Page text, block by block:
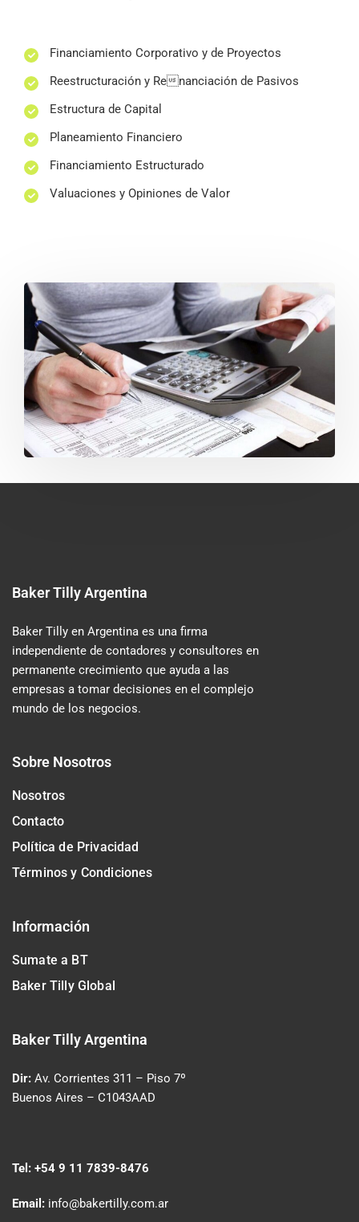
Financiamiento Corporativo y de Proyectos
Reestructuración y Renanciación de Pasivos
Estructura de Capital
Planeamiento Financiero
Financiamiento Estructurado
Valuaciones y Opiniones de Valor
Baker Tilly Argentina
Baker Tilly en Argentina es una firma
independiente de contadores y consultores en
permanente crecimiento que ayuda a las
empresas a tomar decisiones en el complejo
mundo de los negocios.
Sobre Nosotros
Nosotros
Contacto
Política de Privacidad
Términos y Condiciones
Información
Sumate a BT
Baker Tilly Global
Baker Tilly Argentina
Dir: Av. Corrientes 311 – Piso 7º
Buenos Aires – C1043AAD
Tel: +54 9 11 7839-8476
Email: info@bakertilly.com.ar